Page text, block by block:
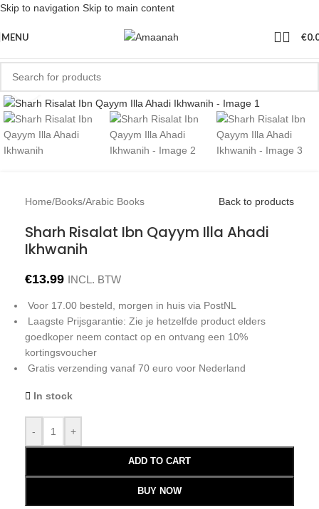
Skip to navigation Skip to main content
MENU €
Click to enlarge
Home/Books/Arabic Books Back to products
Sharh Risalat Ibn Qayym Illa Ahadi
Ikhwanih
€13.99 INCL. BTW
Voor 17.00 besteld, morgen in huis via PostNL
Laagste Prijsgarantie: Zie je hetzelfde product elders
goedkoper neem contact op en ontvang een 10%
kortingsvoucher
Gratis verzending vanaf 70 euro voor Nederland
In stock
- +
ADD TO CART
BUY NOW